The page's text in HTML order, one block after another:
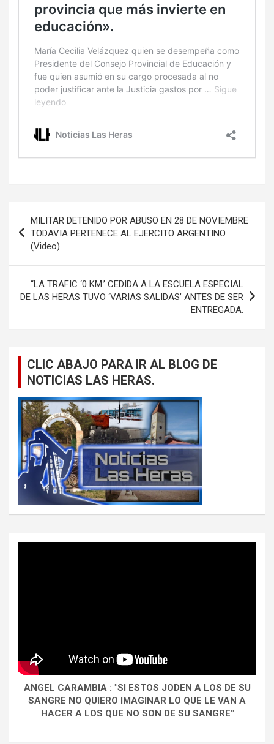
de
entradas
MILITAR DETENIDO POR ABUSO EN 28 DE NOVIEMBRE
TODAVIA PERTENECE AL EJERCITO ARGENTINO.
(Video).
“LA TRAFIC ‘0 KM.’ CEDIDA A LA ESCUELA ESPECIAL
DE LAS HERAS TUVO ‘VARIAS SALIDAS’ ANTES DE SER
ENTREGADA.
CLIC ABAJO PARA IR AL BLOG DE
NOTICIAS LAS HERAS.
ANGEL CARAMBIA : "SI ESTOS JODEN A LOS DE SU
SANGRE NO QUIERO IMAGINAR LO QUE LE VAN A
HACER A LOS QUE NO SON DE SU SANGRE"